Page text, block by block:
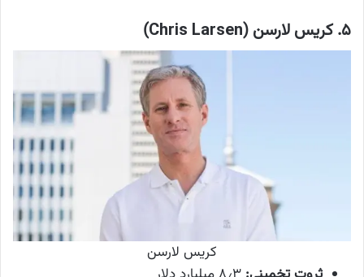
۵. کریس لارسن (Chris Larsen)
کریس لارسن